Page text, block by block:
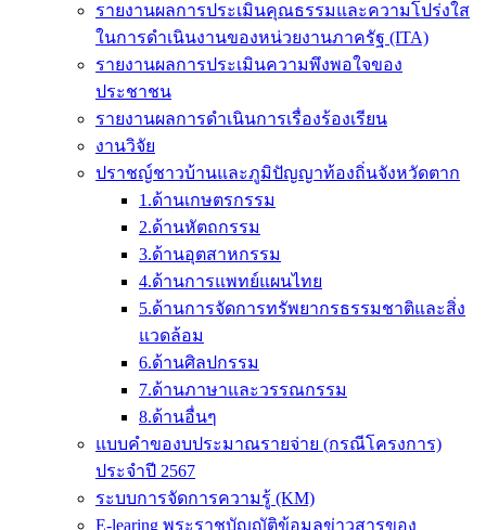
รายงานผลการประเมินคุณธรรมและความโปร่งใส
ในการดำเนินงานของหน่วยงานภาครัฐ (ITA)
รายงานผลการประเมินความพึงพอใจของ
ประชาชน
รายงานผลการดำเนินการเรื่องร้องเรียน
งานวิจัย
ปราชญ์ชาวบ้านและภูมิปัญญาท้องถิ่นจังหวัดตาก
1.ด้านเกษตรกรรม
2.ด้านหัตถกรรม
3.ด้านอุตสาหกรรม
4.ด้านการแพทย์แผนไทย
5.ด้านการจัดการทรัพยากรธรรมชาติและสิ่ง
แวดล้อม
6.ด้านศิลปกรรม
7.ด้านภาษาและวรรณกรรม
8.ด้านอื่นๆ
แบบคำของบประมาณรายจ่าย (กรณีโครงการ)
ประจำปี 2567
ระบบการจัดการความรู้ (KM)
E-learing พระราชบัญญัติข้อมูลข่าวสารของ